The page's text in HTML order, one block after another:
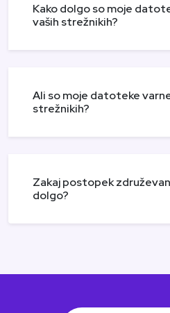
Kako dolgo so moje
vaših strežnikih?
Ali so moje datoteke
strežnikih?
Zakaj postopek
dolgo?